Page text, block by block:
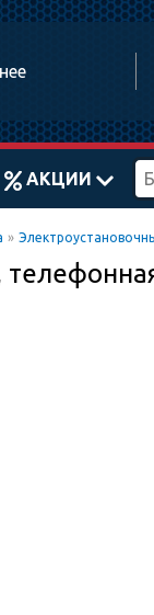
АКЦИИ
»